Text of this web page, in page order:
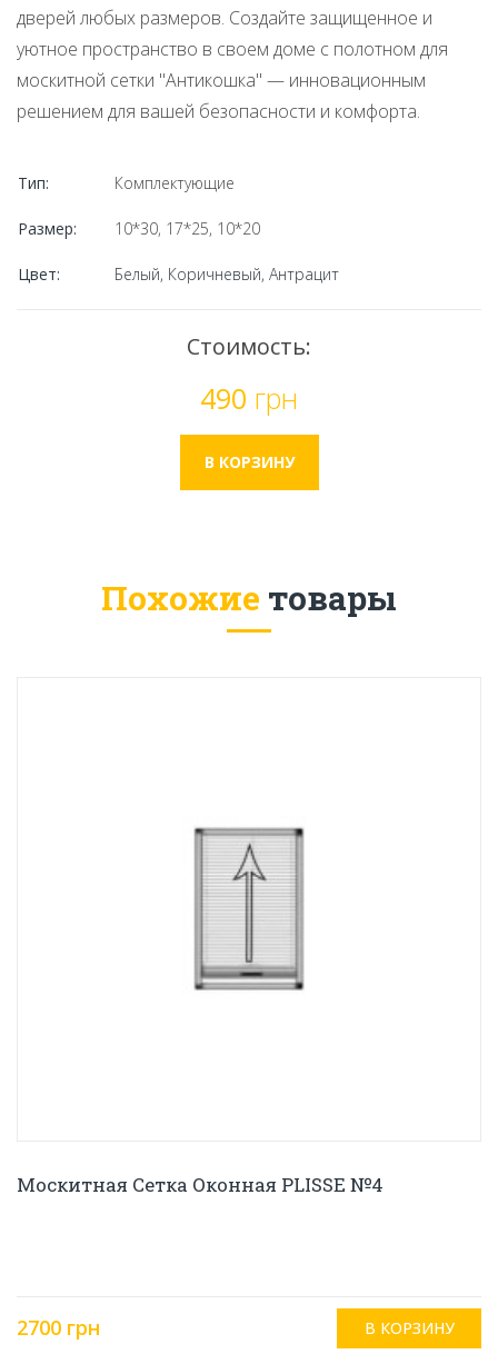
дверей любых размеров. Создайте защищенное и
уютное пространство в своем доме с полотном для
москитной сетки "Антикошка" — инновационным
решением для вашей безопасности и комфорта.
Тип: Комплектующие
Размер: 10*30, 17*25, 10*20
Цвет: Белый, Коричневый, Антрацит
Стоимость:
490 грн
Похожие товары
Москитная Сетка Оконная PLISSE №4
2700 грн